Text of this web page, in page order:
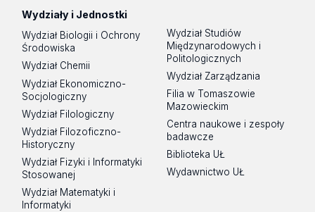
Wydziały i Jednostki
Wydział Biologii i Ochrony
Środowiska
Wydział Chemii
Wydział Ekonomiczno-
Socjologiczny
Wydział Filologiczny
Wydział Filozoficzno-
Historyczny
Wydział Fizyki i Informatyki
Stosowanej
Wydział Matematyki i
Informatyki
Wydział Studiów
Międzynarodowych i
Politologicznych
Wydział Zarządzania
Filia w Tomaszowie
Mazowieckim
Centra naukowe i zespoły
badawcze
Biblioteka UŁ
Wydawnictwo UŁ